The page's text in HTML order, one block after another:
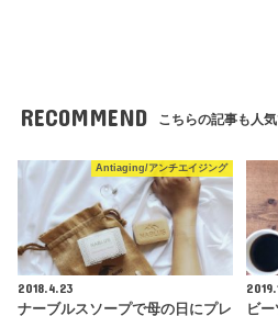
RECOMMEND こちらの記事も人気
Antiaging/アンチエイジング
2018.4.23
ナーブルスソープで母の日にプレ
ビ